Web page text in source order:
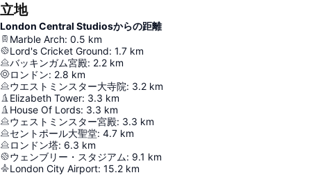
立地
London Central Studiosからの距離
Marble Arch: 0.5 km
Lord's Cricket Ground: 1.7 km
バッキンガム宮殿: 2.2 km
ロンドン: 2.8 km
ウエストミンスター大寺院: 3.2 km
Elizabeth Tower: 3.3 km
House Of Lords: 3.3 km
ウェストミンスター宮殿: 3.3 km
セントポール大聖堂: 4.7 km
ロンドン塔: 6.3 km
ウェンブリー・スタジアム: 9.1 km
London City Airport: 15.2 km